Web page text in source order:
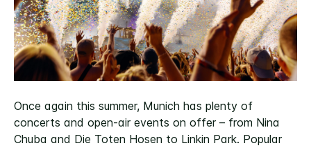
Once again this summer, Munich has plenty of
concerts and open-air events on offer – from Nina
Chuba and Die Toten Hosen to Linkin Park. Popular